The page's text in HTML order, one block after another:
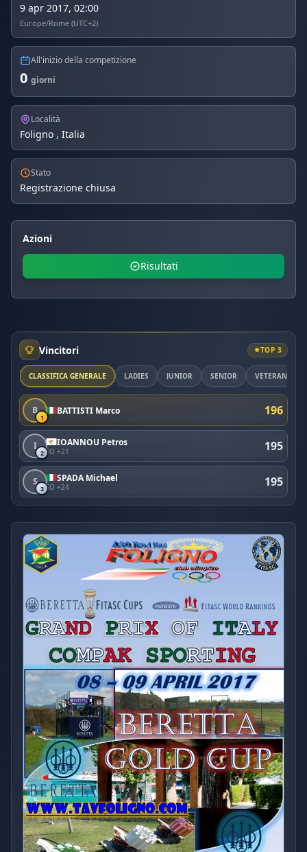
9 apr 2017, 02:00
Europe/Rome (UTC+2)
All'inizio della competizione
0 giorni
Località
Foligno , Italia
Stato
Registrazione chiusa
Azioni
Risultati
Vincitori TOP 3
CLASSIFICA GENERALE LADIES JUNIOR SENIOR VETERAN
B
1
BATTISTI Marco 196
I
2
IOANNOU Petros
SO +21 195
S
2
SPADA Michael
SO +24 195